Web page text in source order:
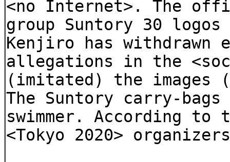
<no Internet>. The
group Suntory 30
Kenjiro has withdrawn
allegations in the
(imitated) the images
The Suntory carry-
swimmer. According
<Tokyo 2020>